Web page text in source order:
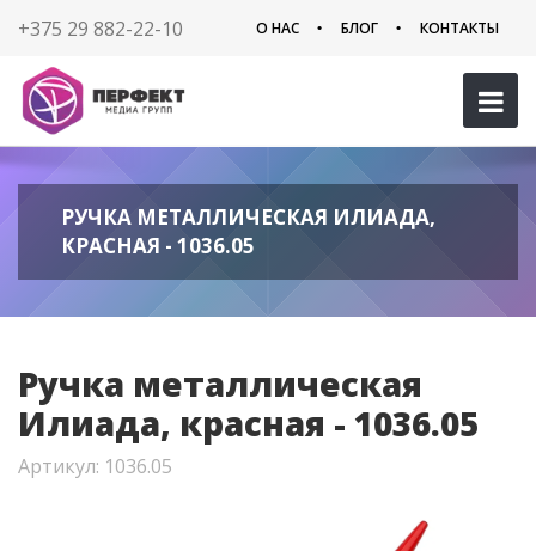
+375 29 882-22-10 О НАС БЛОГ КОНТАКТЫ
РУЧКА МЕТАЛЛИЧЕСКАЯ ИЛИАДА,
КРАСНАЯ - 1036.05
Ручка металлическая
Илиада, красная - 1036.05
Артикул: 1036.05